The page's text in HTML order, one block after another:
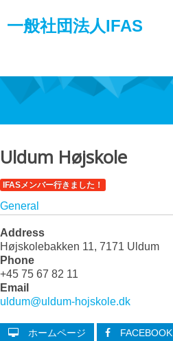
一般社団法人IFAS
お知らせ
フォルケホイスコーレとは
IFASとは
国内のホイスコーレ情報
CONTACT
Uldum Højskole
IFASメンバー行きました！
General
Address
Højskolebakken 11, 7171 Uldum
Phone
+45 75 67 82 11
Email
uldum@uldum-hojskole.dk
ホームページ FACEBOOK